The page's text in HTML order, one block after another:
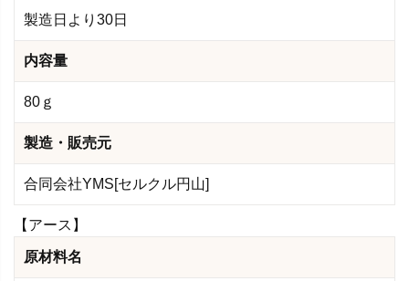
製造日より30日
内容量
80ｇ
製造・販売元
合同会社YMS[セルクル円山]
【アース】
原材料名